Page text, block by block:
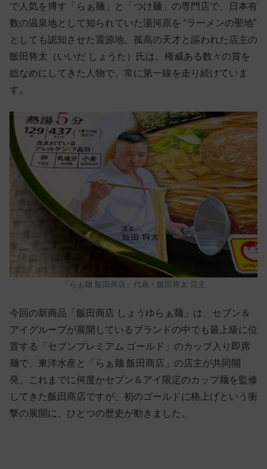
で人気を博す「らぁ麺」と「つけ麺」の専門店で、日本有
数の温泉地として知られていた湯河原を “ラーメンの聖地”
としても認知させた震源地。孤高の天才と謳われた店主の
飯田将太（いいだ しょうた）氏は、権威ある数々の賞を
総なめにしてきた人物で、常に第一線を走り続けていま
す。
「らぁ麺 飯田商店」代表・飯田将太 店主
今回の新商品「飯田商店 しょうゆらぁ麺」は、セブン＆
アイグループが展開しているブランドの中でも最上級に位
置する「セブンプレミアム ゴールド」のカップ入り即席
麺で、東洋水産と「らぁ麺 飯田商店」の店主が共同開
発。これまでに何度かセブン＆アイ限定のカップ麺を監修
してきた飯田商店ですが、初のゴールドに格上げという衝
撃の展開に、ひとつの歴史が動きました。